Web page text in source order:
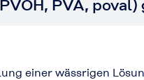
PVA,
einer wässrigen